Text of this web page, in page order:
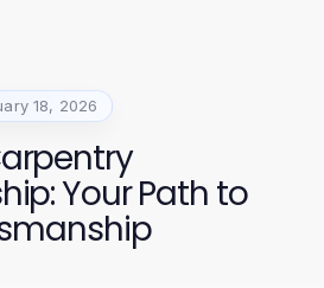
18, 2026
Your Path to